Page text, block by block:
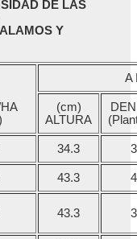
DE LAS
Y
A
(cm)
ALTURA
34.3
43.3
43.3